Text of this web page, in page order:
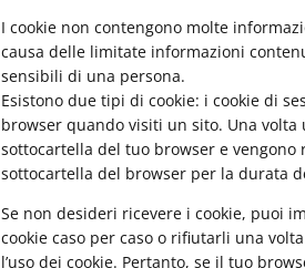
I cookie non contengono molte
causa delle limitate informazioni
sensibili di una persona.
Esistono due tipi di cookie: i cookie di
browser quando visiti un sito. Una
sottocartella del tuo browser e
sottocartella del browser per la durata
Se non desideri ricevere i cookie, puoi
cookie caso per caso o rifiutarli una
l’uso dei cookie. Pertanto, se il tuo